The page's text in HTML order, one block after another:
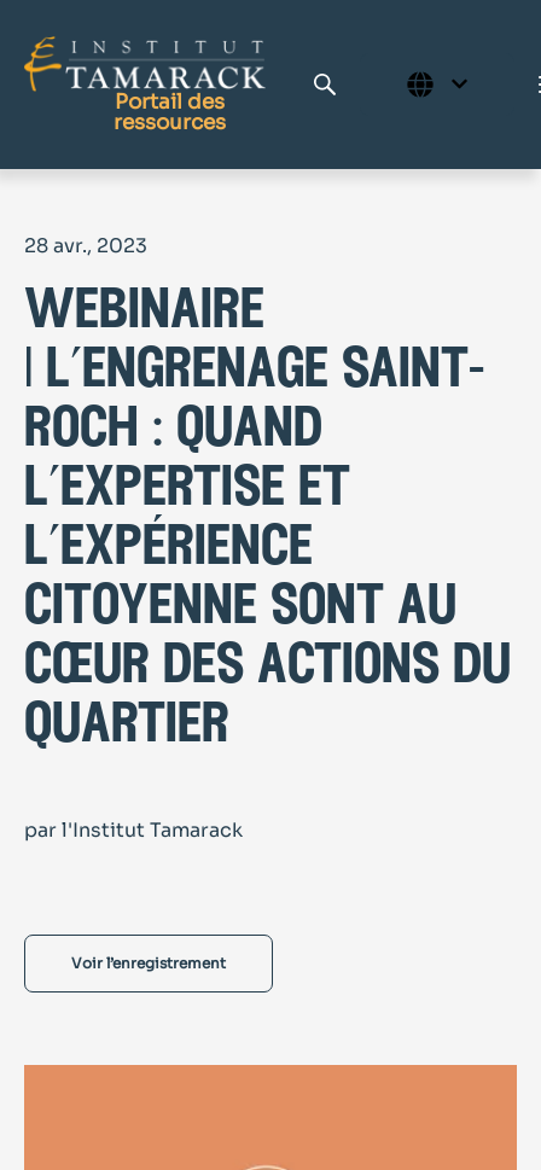
Portail des
ressources
Page d'accueil
Le Centre d'apprentissage
28 avr., 2023
webinaire
| l’engrenage saint-
roch : quand
l’expertise et
l’expérience
citoyenne sont au
cœur des actions du
quartier
par l'Institut Tamarack
Voir l’enregistrement